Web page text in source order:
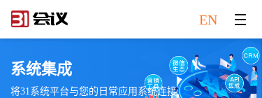
EN
系统集成
将31系统平台与您的日常应用系统连接